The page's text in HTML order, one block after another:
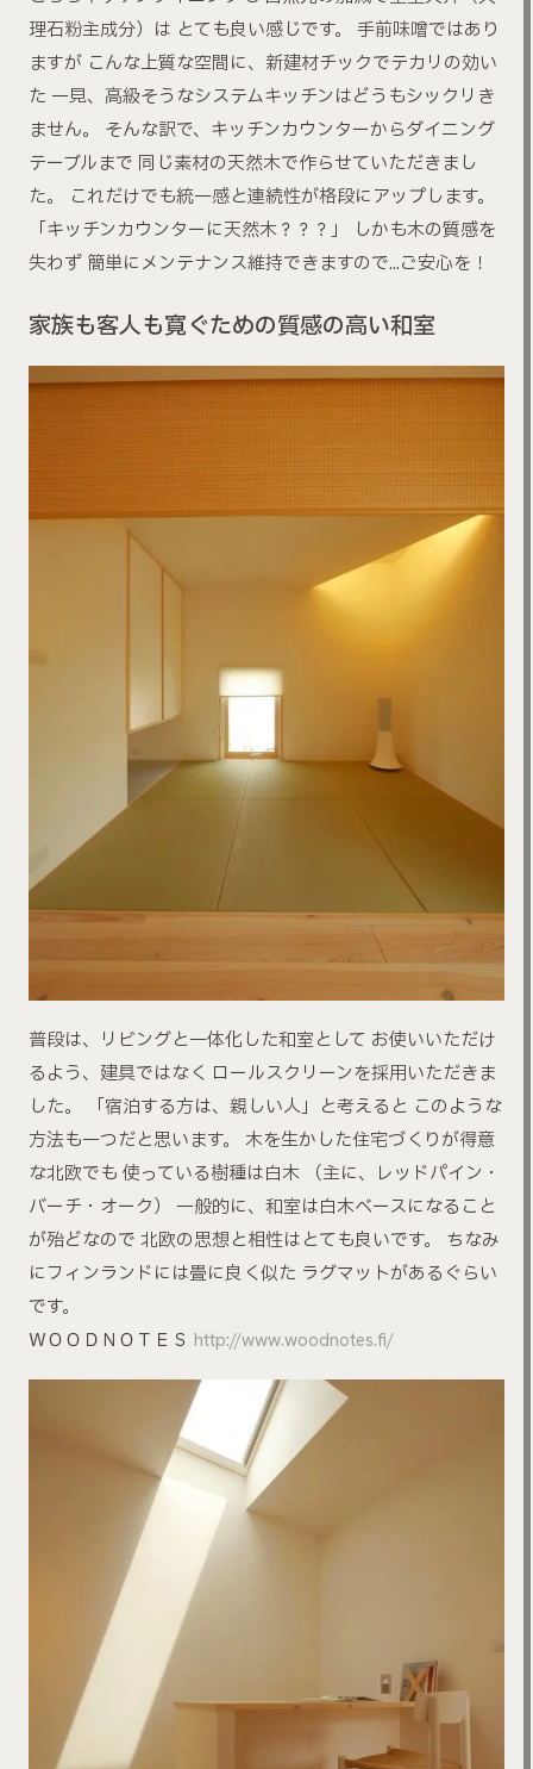
理石粉主成分）は とても良い感じです。 手前味噌ではあり
ますが こんな上質な空間に、新建材チックでテカリの効い
た 一見、高級そうなシステムキッチンはどうもシックリき
ません。 そんな訳で、キッチンカウンターからダイニング
テーブルまで 同じ素材の天然木で作らせていただきまし
た。 これだけでも統一感と連続性が格段にアップします。
「キッチンカウンターに天然木？？？」 しかも木の質感を
失わず 簡単にメンテナンス維持できますので…ご安心を！
家族も客人も寛ぐための質感の高い和室
普段は、リビングと一体化した和室として お使いいただけ
るよう、建具ではなく ロールスクリーンを採用いただきま
した。 「宿泊する方は、親しい人」と考えると このような
方法も一つだと思います。 木を生かした住宅づくりが得意
な北欧でも 使っている樹種は白木 （主に、レッドパイン・
バーチ・オーク） 一般的に、和室は白木ベースになること
が殆どなので 北欧の思想と相性はとても良いです。 ちなみ
にフィンランドには畳に良く似た ラグマットがあるぐらい
です。
ＷＯＯＤＮＯＴＥＳ http://www.woodnotes.fi/